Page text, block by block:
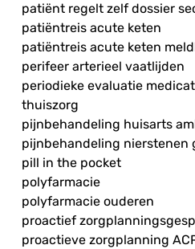
patiënt regelt zelf dossier
patiëntreis acute keten
patiëntreis acute keten
perifeer arterieel vaatlijden
periodieke evaluatie
thuiszorg
pijnbehandeling huisarts
pijnbehandeling nierstenen
pill in the pocket
polyfarmacie
polyfarmacie ouderen
proactief
proactieve zorgplanning